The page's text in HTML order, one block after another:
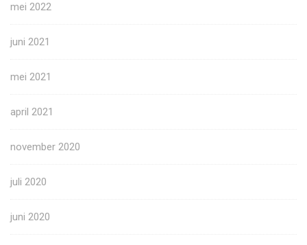
mei 2022
juni 2021
mei 2021
april 2021
november 2020
juli 2020
juni 2020